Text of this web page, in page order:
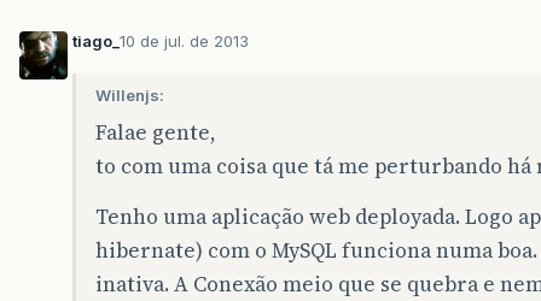
try
}
catch
(HibernateException ex)
throw
new InfraestruturaException
}
}
}
tiago_ 10 de jul. de 2013
Willenjs:
Falae gente,
to com uma coisa que tá me perturbando
Tenho uma aplicação web deployada. Logo
hibernate) com o MySQL funciona numa
inativa. A Conexão meio que se quebra e